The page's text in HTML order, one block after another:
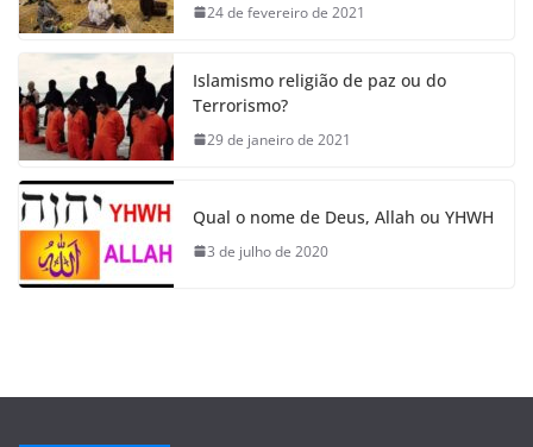
24 de fevereiro de 2021
Islamismo religião de paz ou do
Terrorismo?
29 de janeiro de 2021
Qual o nome de Deus, Allah ou YHWH
3 de julho de 2020